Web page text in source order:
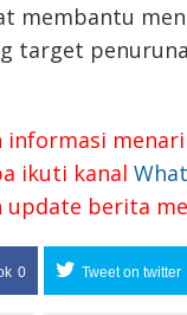
membantu
target
ikuti kanal
update berita
0 Tweet on twitter